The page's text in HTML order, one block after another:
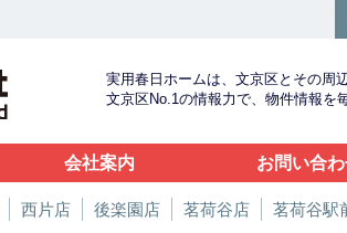
実用春日ホームは、文京区とその周
文京区No.1の情報力で、物件情報を
会社案内 お問い合
西片店 後楽園店 茗荷谷店 茗荷谷駅